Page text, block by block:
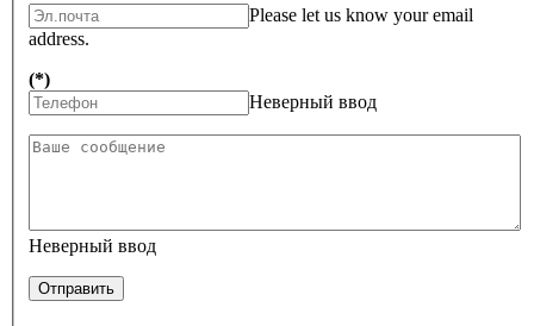
Please let us know your email
address.
(*)
Неверный ввод
Неверный ввод